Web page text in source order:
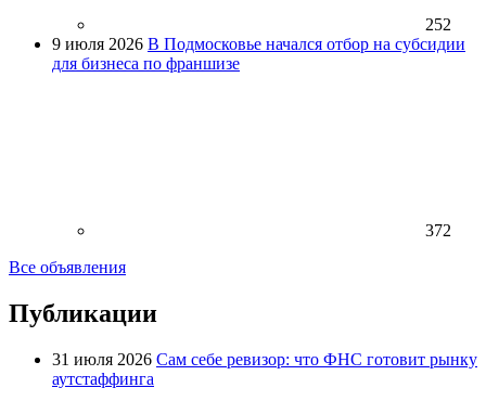
252
9 июля 2026 В Подмосковье начался отбор на субсидии
для бизнеса по франшизе
372
Все объявления
Публикации
31 июля 2026 Сам себе ревизор: что ФНС готовит рынку
аутстаффинга